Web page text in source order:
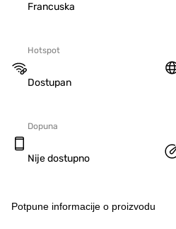
Francuska
Hotspot
Dostupan
Dopuna
Nije dostupno
Potpune informacije o proizvodu